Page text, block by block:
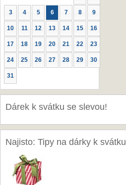
3 4 5 6 7 8 9
10 11 12 13 14 15 16
17 18 19 20 21 22 23
24 25 26 27 28 29 30
31
Dárek k svátku se slevou!
Najisto: Tipy na dárky k svátku